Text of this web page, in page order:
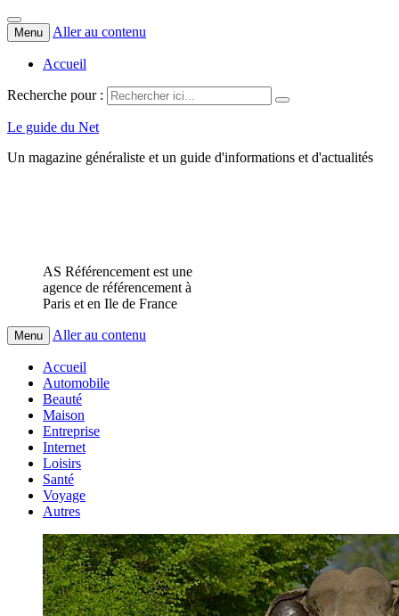
Menu Aller au contenu
Accueil
Recherche pour :
Le guide du Net
Un magazine généraliste et un guide d'informations et d'actualités
AS Référencement est une
agence de référencement à
Paris et en Ile de France
Menu Aller au contenu
Accueil
Automobile
Beauté
Maison
Entreprise
Internet
Loisirs
Santé
Voyage
Autres